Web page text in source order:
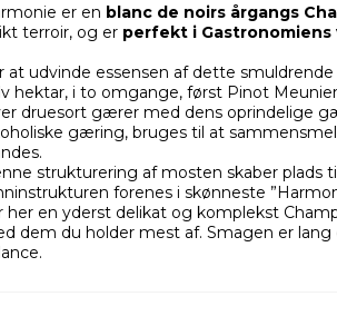
er en blanc de noirs årgangs
terroir, og er perfekt i Gastronomiens
at udvinde essensen af ​​dette
hektar, i to omgange, først Pinot
druesort gærer med dens oprindelige
gæring, bruges til at
strukturering af mosten skaber plads
forenes i skønneste
her en yderst delikat og komplekst
dem du holder mest af. Smagen er